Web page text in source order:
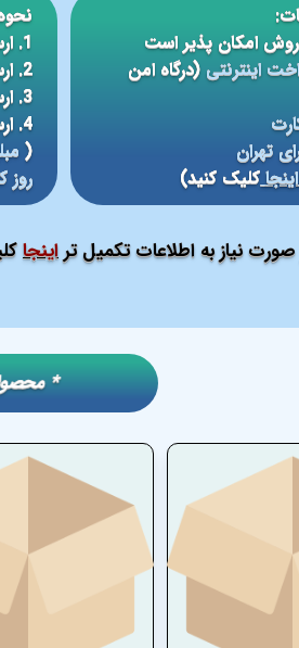
نیاز به اطلاعات تکمیل تراینجا
اینترنتی(درگاه امن
تهران
اینجا کلیک کنید)
1. ارسال فوری با پیک در تهران(
2. ارسال با پیک اقتصادی در تهران (
3. ارسال با تیپاکس (
4. ارسال با پست
(
روز
​​*